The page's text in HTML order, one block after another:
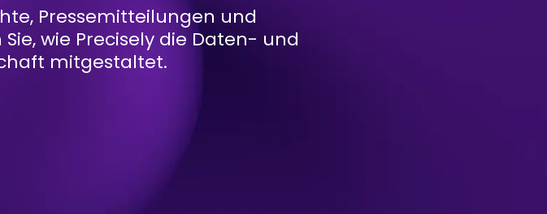
Pressemitteilungen und
wie Precisely die Daten- und
mitgestaltet.